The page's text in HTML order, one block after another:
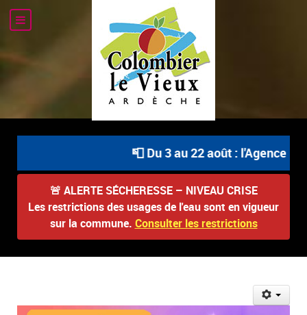
📮 Du 3 au 22 août : l'Agence
🚨 ALERTE SÉCHERESSE – NIVEAU CRISE
Les restrictions des usages de l'eau sont en vigueur
sur la commune. Consulter les restrictions